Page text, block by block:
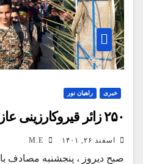
خبری راهیان نور
۲۵۰ زائر قیروکارزینی عازم راهیان نور شدند
اسفند ۲۶, ۱۴۰۱